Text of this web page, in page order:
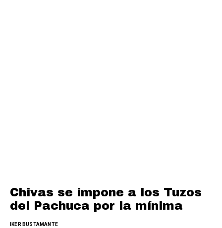
Chivas se impone a los Tuzos
del Pachuca por la mínima
IKER BUSTAMANTE